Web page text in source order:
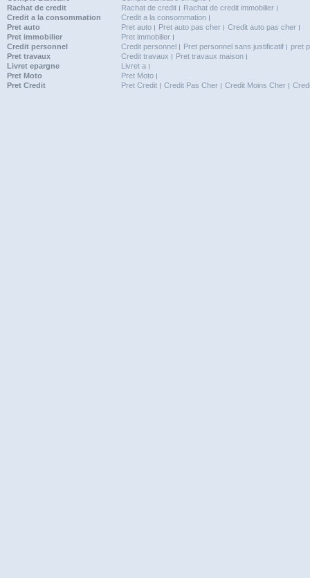
Rachat de credit
Rachat de credit
Rachat de credit immobilier
Credit a la consommation
Credit a la consommation
Pret auto
Pret auto Pret auto pas cher
Credit auto pas cher
Pret immobilier
Pret immobilier
Credit personnel
Credit personnel Pret personnel sans justificatif
pret
Pret travaux
Credit travaux
Pret travaux maison
Livret epargne
Livret a
Pret Moto
Pret Moto
Pret Credit
Pret Credit Credit Pas Cher Credit Moins Cher